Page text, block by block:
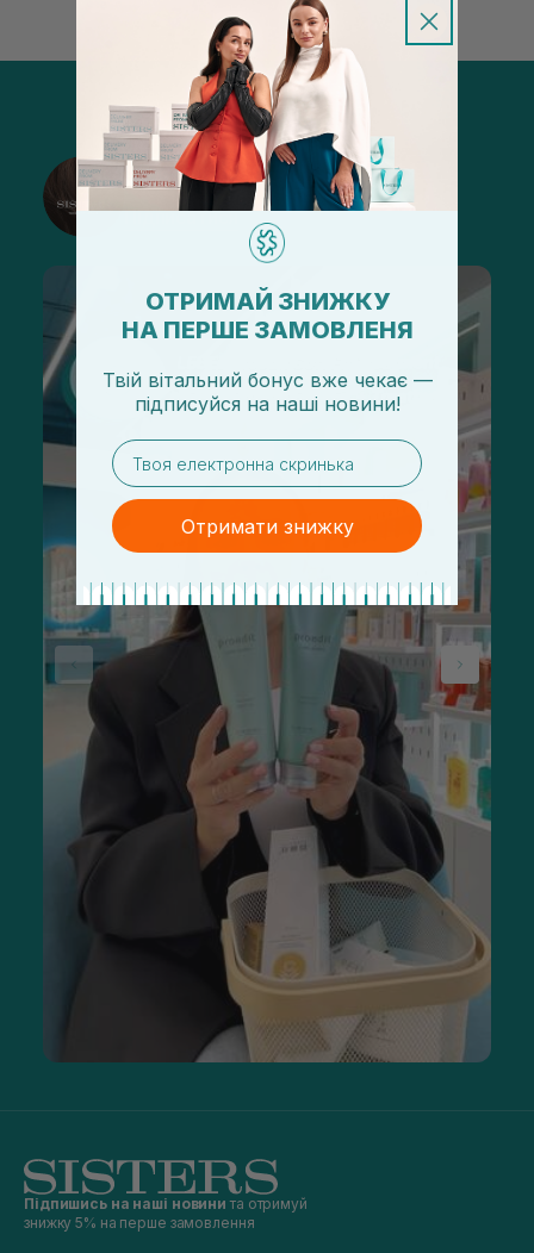
@sisters_stelmakh в Instagram
Підписатися
Підпишись на наші новини та отримуй
знижку 5% на перше замовлення
ОТРИМАЙ ЗНИЖКУ
НА ПЕРШЕ ЗАМОВЛЕНЯ
Твій вітальний бонус вже чекає —
підписуйся на наші новини!
email
Отримати знижку